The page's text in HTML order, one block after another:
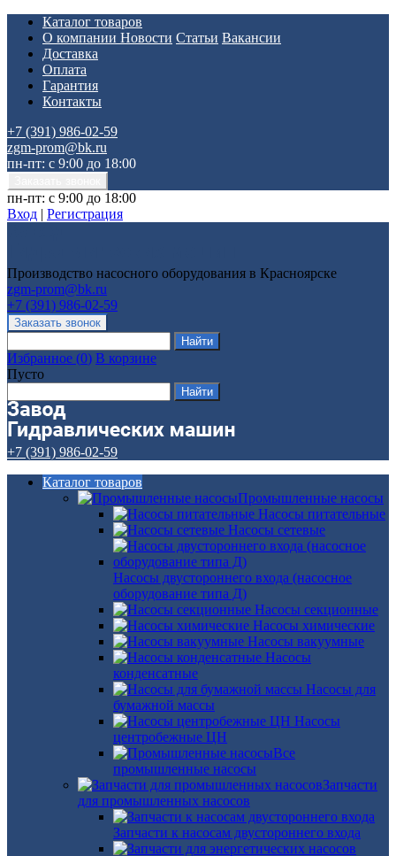
Каталог товаров
О компании Новости Статьи Вакансии
Доставка
Оплата
Гарантия
Контакты
+7 (391) 986-02-59
zgm-prom@bk.ru
пн-пт: с 9:00 до 18:00
пн-пт: с 9:00 до 18:00
Вход | Регистрация
Производство насосного оборудования в Красноярске
zgm-prom@bk.ru
+7 (391) 986-02-59
Избранное (0) В корзине
Пусто
+7 (391) 986-02-59
Каталог товаров
Промышленные насосы
Насосы питательные
Насосы сетевые
Насосы двустороннего входа (насосное
оборудование типа Д)
Насосы секционные
Насосы химические
Насосы вакуумные
Насосы
конденсатные
Насосы для
бумажной массы
Насосы
центробежные ЦН
Все
промышленные насосы
Запчасти
для промышленных насосов
Запчасти к насосам двустороннего входа